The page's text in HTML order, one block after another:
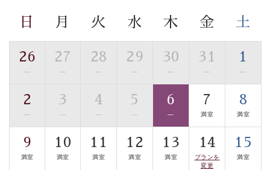
す。
■貸切温泉風呂 （40分無料）
眺望はございませんが、源泉掛け流しの温泉の質を楽し
む貸切温泉風呂です。ゆったりといやされるプライベー
トな空間をお愉しみください。
【旅】
■諏訪大社4社を巡る無料参拝バス
豊富な知識を持ったドライバー兼ガイドが諏訪大社をご
日 月 火 水 木 金 土
26
—
27
—
28
—
29
—
30
—
31
—
1
—
2
—
3
—
4
—
5
—
6
—
7
満室
8
満室
9
満室
10
満室
11
満室
12
満室
13
満室
14
プランを
変更
15
満室